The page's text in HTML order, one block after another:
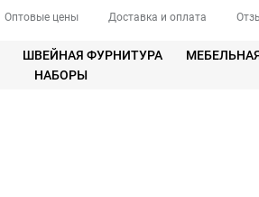
Оптовые цены Доставка и оплата
ШВЕЙНАЯ ФУРНИТУРА
НАБОРЫ